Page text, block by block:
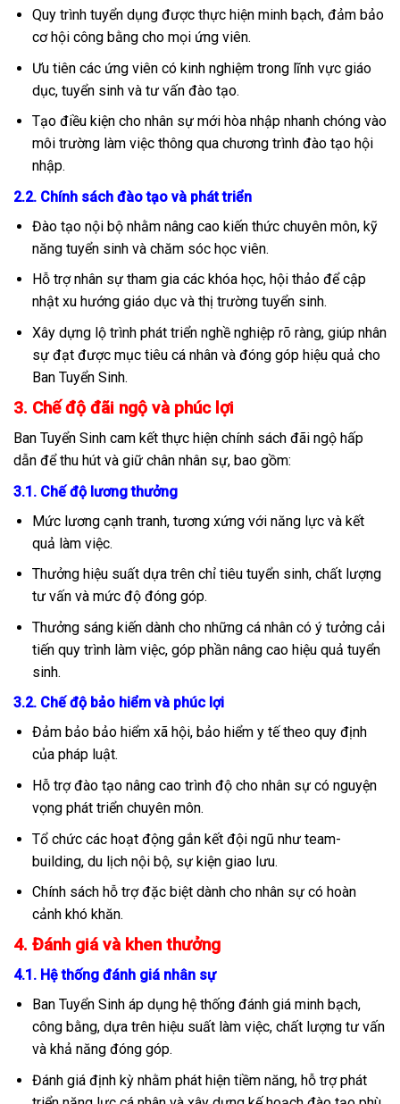
Quy trình tuyển dụng được thực hiện minh bạch, đảm bảo
cơ hội công bằng cho mọi ứng viên.
Ưu tiên các ứng viên có kinh nghiệm trong lĩnh vực giáo
dục, tuyển sinh và tư vấn đào tạo.
Tạo điều kiện cho nhân sự mới hòa nhập nhanh chóng vào
môi trường làm việc thông qua chương trình đào tạo hội
nhập.
2.2. Chính sách đào tạo và phát triển
Đào tạo nội bộ nhằm nâng cao kiến thức chuyên môn, kỹ
năng tuyển sinh và chăm sóc học viên.
Hỗ trợ nhân sự tham gia các khóa học, hội thảo để cập
nhật xu hướng giáo dục và thị trường tuyển sinh.
Xây dựng lộ trình phát triển nghề nghiệp rõ ràng, giúp nhân
sự đạt được mục tiêu cá nhân và đóng góp hiệu quả cho
Ban Tuyển Sinh.
3. Chế độ đãi ngộ và phúc lợi
Ban Tuyển Sinh cam kết thực hiện chính sách đãi ngộ hấp
dẫn để thu hút và giữ chân nhân sự, bao gồm:
3.1. Chế độ lương thưởng
Mức lương cạnh tranh, tương xứng với năng lực và kết
quả làm việc.
Thưởng hiệu suất dựa trên chỉ tiêu tuyển sinh, chất lượng
tư vấn và mức độ đóng góp.
Thưởng sáng kiến dành cho những cá nhân có ý tưởng cải
tiến quy trình làm việc, góp phần nâng cao hiệu quả tuyển
sinh.
3.2. Chế độ bảo hiểm và phúc lợi
Đảm bảo bảo hiểm xã hội, bảo hiểm y tế theo quy định
của pháp luật.
Hỗ trợ đào tạo nâng cao trình độ cho nhân sự có nguyện
vọng phát triển chuyên môn.
Tổ chức các hoạt động gắn kết đội ngũ như team-
building, du lịch nội bộ, sự kiện giao lưu.
Chính sách hỗ trợ đặc biệt dành cho nhân sự có hoàn
cảnh khó khăn.
4. Đánh giá và khen thưởng
4.1. Hệ thống đánh giá nhân sự
Ban Tuyển Sinh áp dụng hệ thống đánh giá minh bạch,
công bằng, dựa trên hiệu suất làm việc, chất lượng tư vấn
và khả năng đóng góp.
Đánh giá định kỳ nhằm phát hiện tiềm năng, hỗ trợ phát